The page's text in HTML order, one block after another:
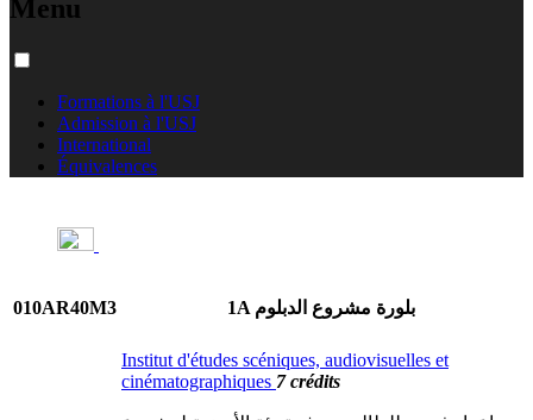
Menu
Formations à l'USJ
Admission à l'USJ
International
Équivalences
010AR40M3 1A بلورة مشروع الدبلوم
Institut d'études scéniques, audiovisuelles et
cinématographiques 7 crédits